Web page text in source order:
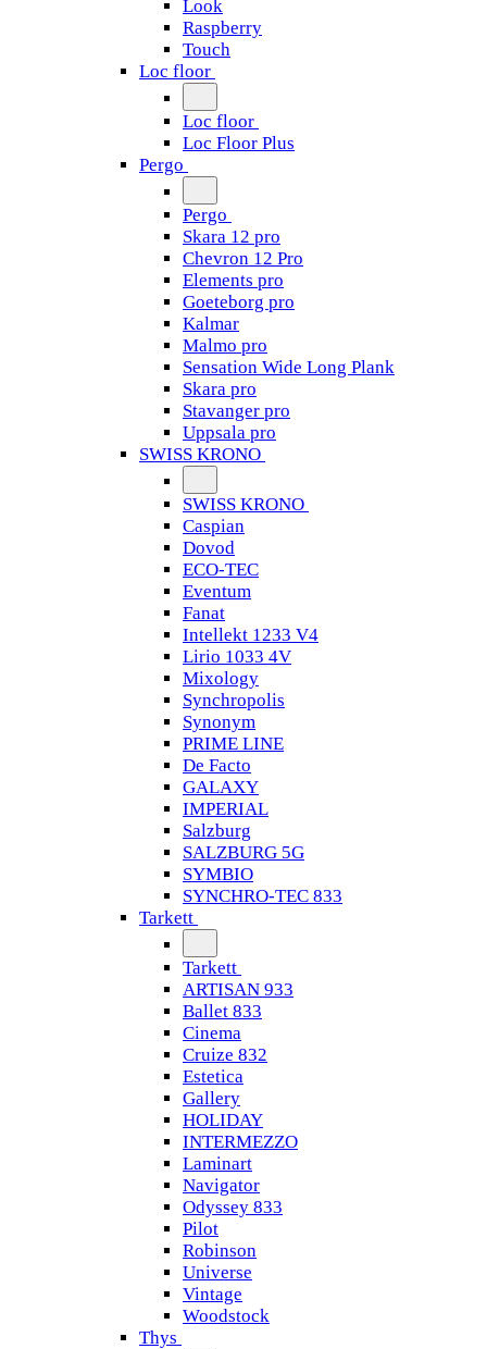
Look
Raspberry
Touch
Loc floor
Loc floor
Loc Floor Plus
Pergo
Pergo
Skara 12 pro
Chevron 12 Pro
Elements pro
Goeteborg pro
Kalmar
Malmo pro
Sensation Wide Long Plank
Skara pro
Stavanger pro
Uppsala pro
SWISS KRONO
SWISS KRONO
Caspian
Dovod
ECO-TEC
Eventum
Fanat
Intellekt 1233 V4
Lirio 1033 4V
Mixology
Synchropolis
Synonym
PRIME LINE
De Facto
GALAXY
IMPERIAL
Salzburg
SALZBURG 5G
SYMBIO
SYNCHRO-TEC 833
Tarkett
Tarkett
ARTISAN 933
Ballet 833
Cinema
Cruize 832
Estetica
Gallery
HOLIDAY
INTERMEZZO
Laminart
Navigator
Odyssey 833
Pilot
Robinson
Universe
Vintage
Woodstock
Thys